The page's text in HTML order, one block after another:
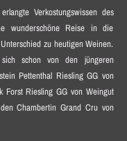
Verkostungswissen des
wunderschöne Reise in die
zu heutigen Weinen.
schon von den jüngeren
Pettenthal Riesling GG von
Forst Riesling GG von Weingut
Chambertin Grand Cru von